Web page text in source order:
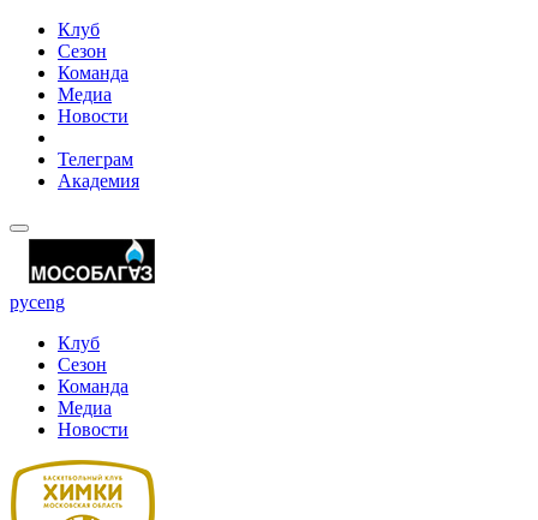
Клуб
Сезон
Команда
Медиа
Новости
Телеграм
Академия
русeng
Клуб
Сезон
Команда
Медиа
Новости